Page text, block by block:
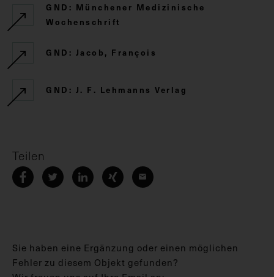
GND: Münchener Medizinische
Wochenschrift
GND: Jacob, François
GND: J. F. Lehmanns Verlag
Teilen
Sie haben eine Ergänzung oder einen möglichen
Fehler zu diesem Objekt gefunden?